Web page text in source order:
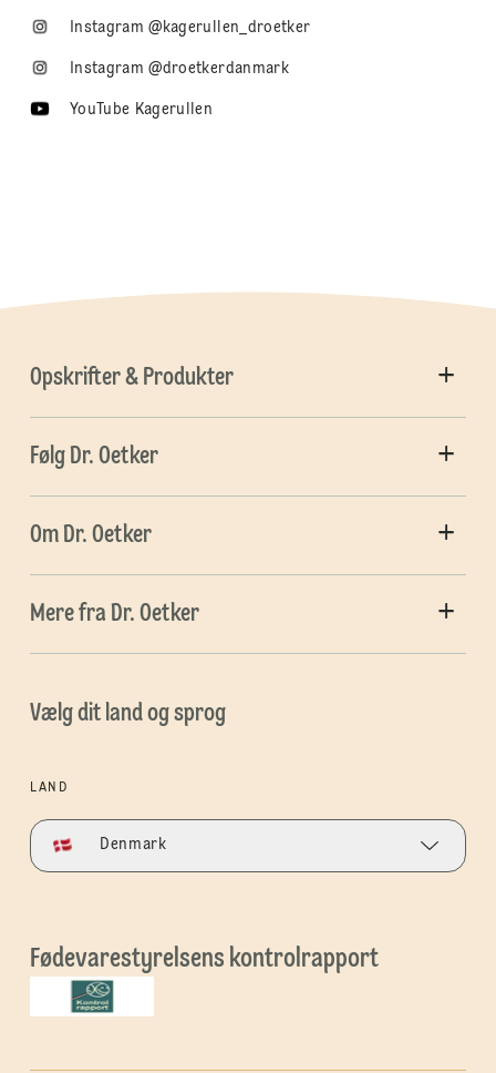
Instagram @kagerullen_droetker
Instagram @droetkerdanmark
YouTube Kagerullen
Opskrifter & Produkter
Følg Dr. Oetker
Om Dr. Oetker
Mere fra Dr. Oetker
Vælg dit land og sprog
LAND
Denmark
Fødevarestyrelsens kontrolrapport